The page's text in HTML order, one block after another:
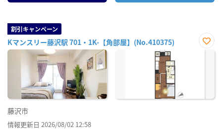
割引キャンペーン
Kマンスリー藤沢駅 701・1K-【角部屋】(No.410375)
お気
藤沢市
情報更新日 2026/08/02 12:58